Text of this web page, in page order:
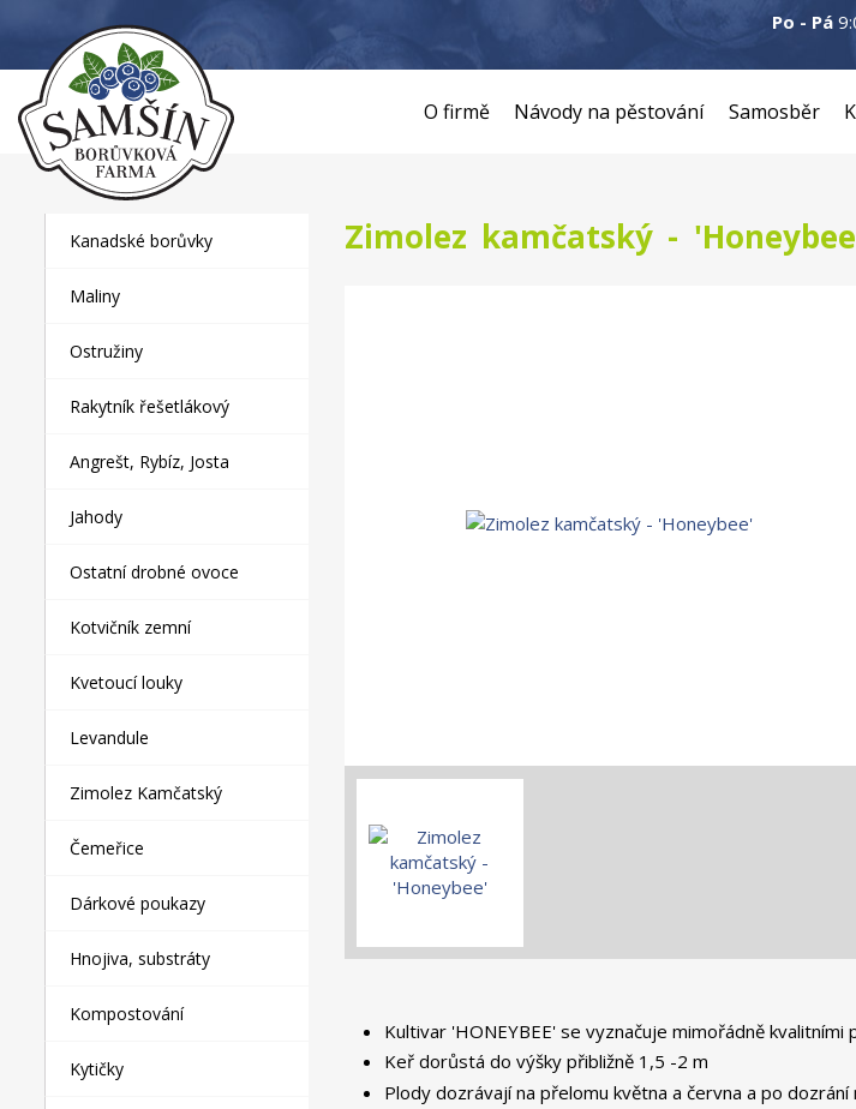
Po - Pá
O firmě Návody na pěstování Samosběr
Zimolez kamčatský -
Kultivar 'HONEYBEE' se vyznačuje mimořádně
Keř dorůstá do výšky přibližně 1,5 -2 m
Plody dozrávají na přelomu května a června a po
Kanadské borůvky
Maliny
Ostružiny
Rakytník řešetlákový
Angrešt, Rybíz, Josta
Jahody
Ostatní drobné ovoce
Kotvičník zemní
Kvetoucí louky
Levandule
Zimolez Kamčatský
Čemeřice
Dárkové poukazy
Hnojiva, substráty
Kompostování
Kytičky